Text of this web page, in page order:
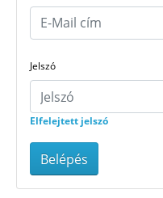
Jelszó
Elfelejtett jelszó
Belépés